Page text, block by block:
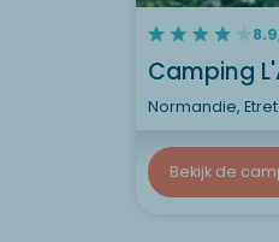
Camping
Normandie,
Bekijk de